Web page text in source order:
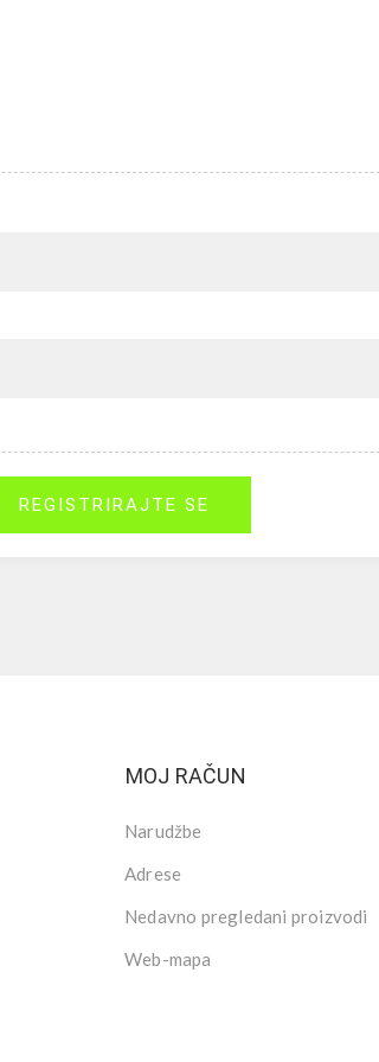
REGISTRIRAJTE SE
MOJ RAČUN
Narudžbe
Adrese
Nedavno pregledani proizvodi
Web-mapa